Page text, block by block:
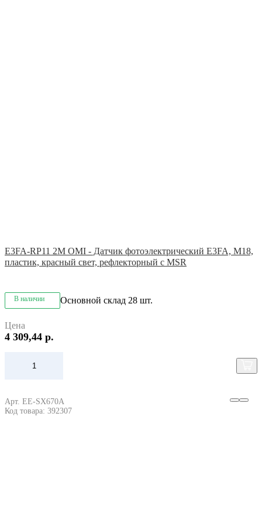
E3FA-RP11 2M OMI - Датчик фотоэлектрический E3FA, M18,
пластик, красный свет, рефлекторный с MSR
В наличии Основной склад 28 шт.
Цена
4 309,44 р.
Арт. EE-SX670A
Код товара: 392307